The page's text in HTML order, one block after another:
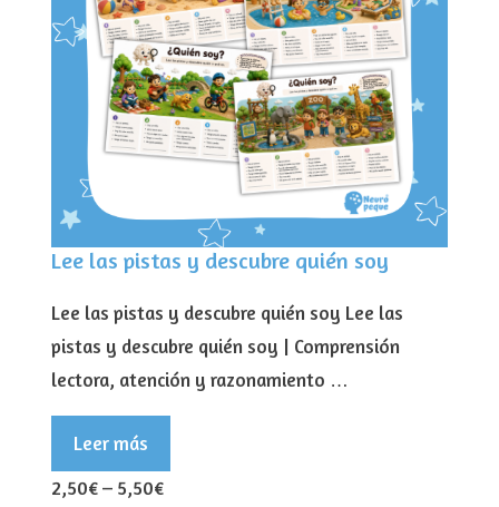
Lee las pistas y descubre quién soy
Lee las pistas y descubre quién soy Lee las
pistas y descubre quién soy | Comprensión
lectora, atención y razonamiento …
Leer más
2,50€– 5,50€